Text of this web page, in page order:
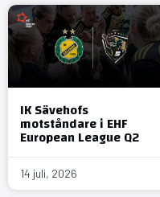
IK Sävehofs
motståndare i EHF
European League Q2
14 juli, 2026